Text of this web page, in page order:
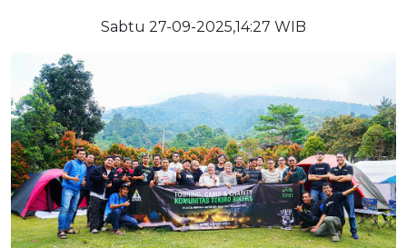
Sabtu 27-09-2025,14:27 WIB